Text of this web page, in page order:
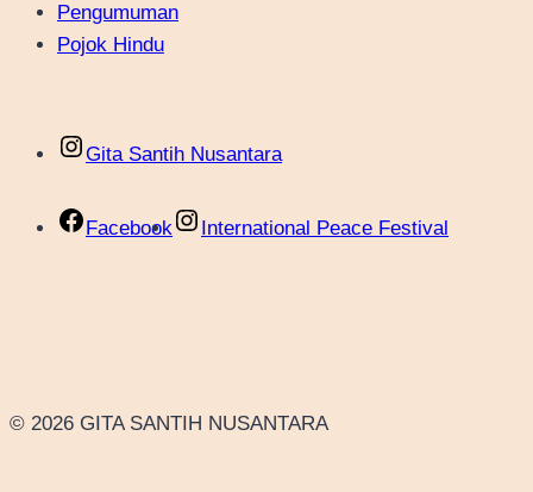
Pengumuman
Pojok Hindu
Gita Santih Nusantara
Facebook International Peace Festival
© 2026 GITA SANTIH NUSANTARA